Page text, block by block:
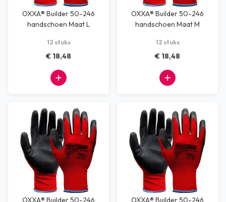
OXXA® Builder 50-246
handschoen Maat L
12 stuks
€ 18,48
OXXA® Builder 50-246
handschoen Maat M
12 stuks
€ 18,48
OXXA® Builder 50-246 OXXA® Builder 50-246